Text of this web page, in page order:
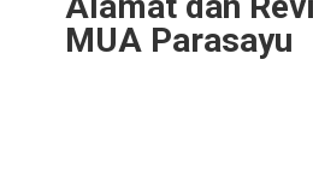
MUA Parasayu